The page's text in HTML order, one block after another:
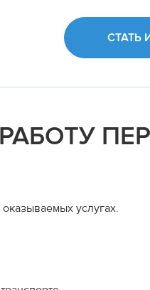
СТАТЬ
услугах.